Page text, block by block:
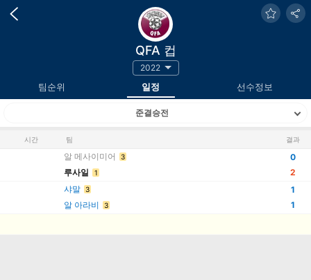
QFA 컵
2022
팀순위 일정 선수정보
준결승전
시간 팀 결과
알 메사이미어 3
루사일 1
0
2
샤말 3
알 아라비 3
1
1